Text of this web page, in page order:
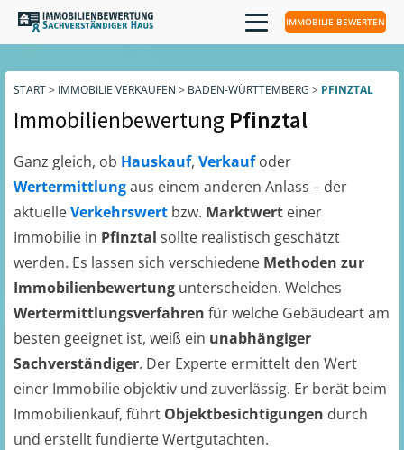
IMMOBILIE BEWERTEN
START> IMMOBILIE VERKAUFEN > BADEN-WÜRTTEMBERG > PFINZTAL
Immobilienbewertung Pfinztal
Ganz gleich, ob Hauskauf, Verkaufoder
Wertermittlungaus einem anderen Anlass – der
aktuelleVerkehrswert bzw. Marktwert einer
Immobilie in Pfinztal sollte realistisch geschätzt
werden. Es lassen sich verschiedene Methoden zur
Immobilienbewertung unterscheiden. Welches
Wertermittlungsverfahren für welche Gebäudeart am
besten geeignet ist, weiß ein unabhängiger
Sachverständiger. Der Experte ermittelt den Wert
einer Immobilie objektiv und zuverlässig. Er berät beim
Immobilienkauf, führt Objektbesichtigungen durch
und erstellt fundierte Wertgutachten.